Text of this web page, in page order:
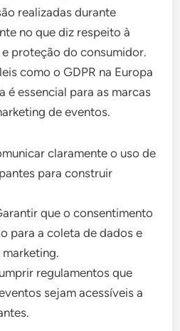
realizadas durante
no que diz respeito à
proteção do consumidor.
como o GDPR na Europa
é essencial para as marcas
de eventos.
claramente o uso de
para construir
que o consentimento
para a coleta de dados e
regulamentos que
sejam acessíveis a